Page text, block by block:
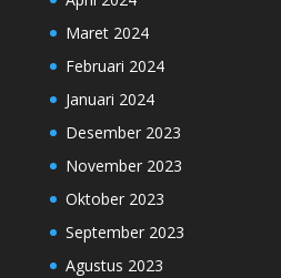
Maret 2024
Februari 2024
Januari 2024
Desember 2023
November 2023
Oktober 2023
September 2023
Agustus 2023